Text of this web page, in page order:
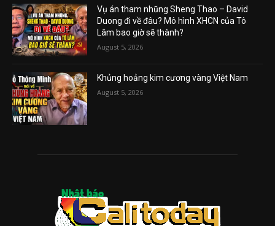
Vụ án tham nhũng Sheng Thao – David
Duong đi về đâu? Mô hình XHCN của Tô
Lâm bao giờ sẽ thành?
August 5, 2026
Khủng hoảng kim cương vàng Việt Nam
August 5, 2026